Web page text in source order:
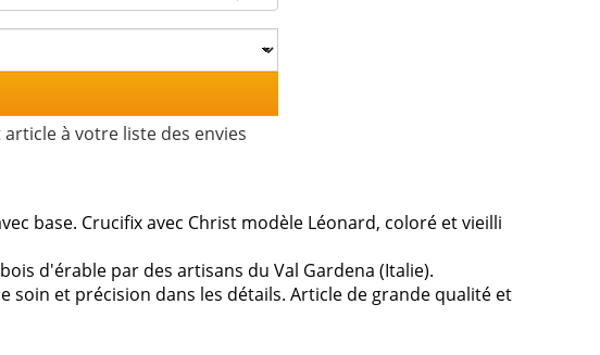
à votre liste des envies
base. Crucifix avec Christ modèle Léonard, coloré et vieilli
d'érable par des artisans du Val Gardena (Italie).
soin et précision dans les détails. Article de grande qualité et